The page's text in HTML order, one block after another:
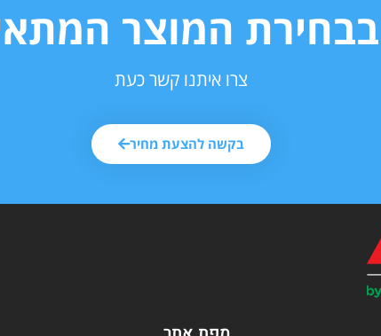
בבחירת המוצר
צרו איתנו קשר כעת
בקשה להצעת מחיר